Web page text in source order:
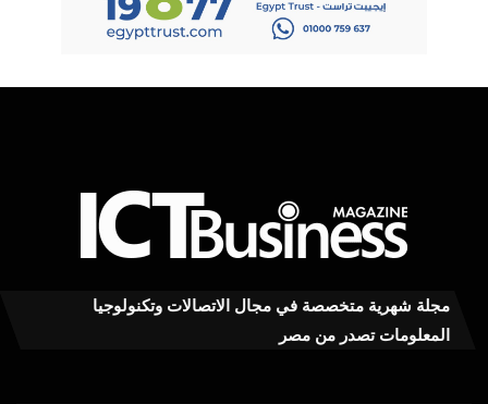
مجلة شهرية متخصصة في مجال الاتصالات وتكنولوجيا
المعلومات تصدر من مصر